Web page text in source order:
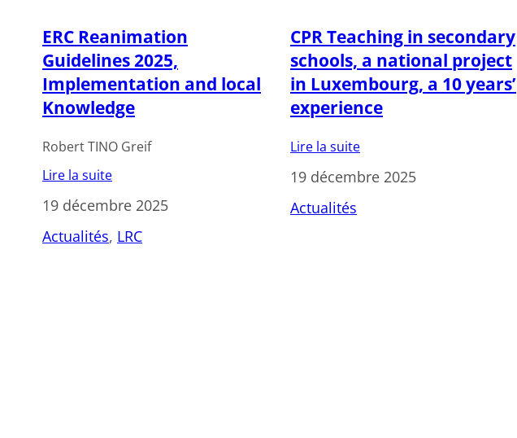
ERC Reanimation
Guidelines 2025,
Implementation and local
Knowledge
Robert TINO Greif
Lire la suite
19 décembre 2025
Actualités, LRC
CPR Teaching in secondary
schools, a national project
in Luxembourg, a 10 years’
experience
Lire la suite
19 décembre 2025
Actualités